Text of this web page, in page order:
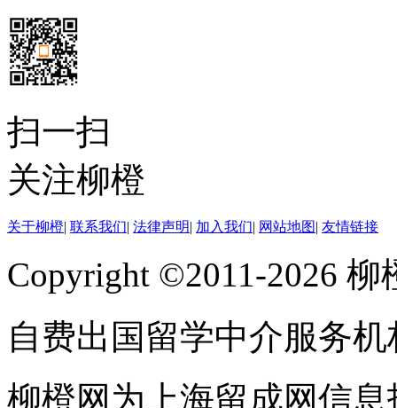
扫一扫
关注柳橙
关于柳橙| 联系我们| 法律声明| 加入我们| 网站地图| 友情链接
Copyright ©2011-2026
自费出国留学中介服务
柳橙网为上海留成网信